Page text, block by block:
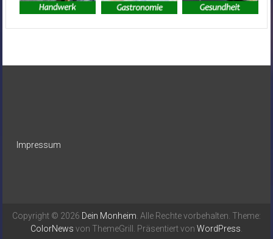
Impressum
Copyright © 2026 Dein Monheim . Alle Rechte vorbehalten. Theme:
ColorNews von ThemeGrill. Präsentiert von WordPress